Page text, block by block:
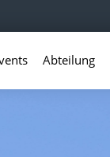
Abteilung